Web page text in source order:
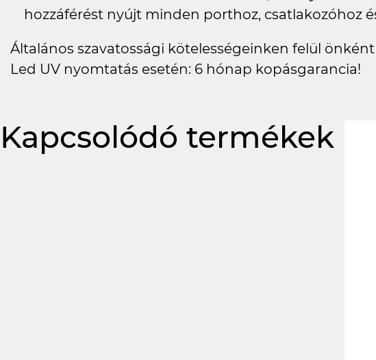
hozzáférést nyújt minden porthoz, csatlakozóhoz
Általános szavatossági kötelességeinken felül
Led UV nyomtatás esetén: 6 hónap kopásgarancia!
Kapcsolódó termékek